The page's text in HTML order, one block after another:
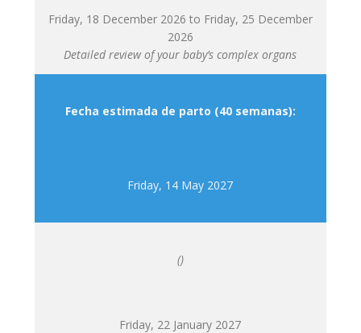
Friday, 18 December 2026 to Friday, 25 December
2026
Detailed review of your baby’s complex organs
Fecha estimada de parto (40 semanas):
Friday, 14 May 2027
()
Friday, 22 January 2027